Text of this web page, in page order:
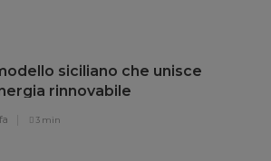
siciliano che unisce
rinnovabile
3 min